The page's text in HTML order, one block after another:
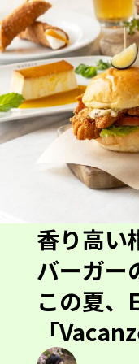
香り高い
バーガー
この夏、
「